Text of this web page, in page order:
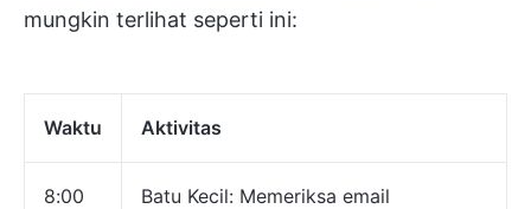
mungkin terlihat seperti ini:
Waktu Aktivitas
8:00
Batu Kecil: Memeriksa email